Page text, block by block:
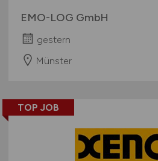
EMO-LOG GmbH
gestern
Münster
TOP JOB